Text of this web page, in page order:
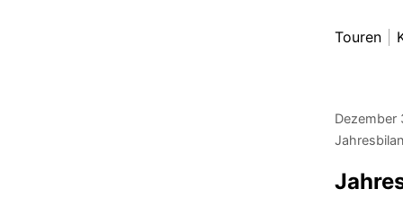
Danny
Touren
Dezember